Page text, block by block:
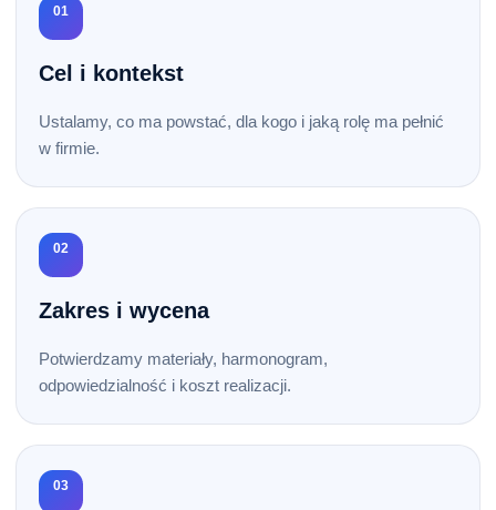
01
Cel i kontekst
Ustalamy, co ma powstać, dla kogo i jaką rolę ma pełnić
w firmie.
02
Zakres i wycena
Potwierdzamy materiały, harmonogram,
odpowiedzialność i koszt realizacji.
03